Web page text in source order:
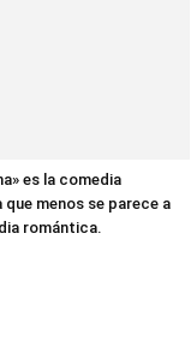
es la comedia
menos se parece a
romántica.